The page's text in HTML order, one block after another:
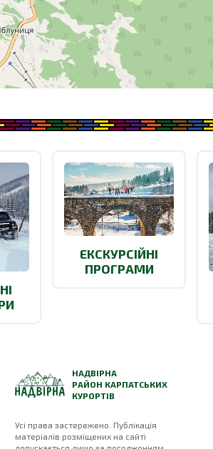
ЕКСКУРСІЙНІ
ПРОГРАМИ
НАДВІРНА
РАЙОН КАРПАТСЬКИХ
КУРОРТІВ
Усі права застережено. Публікація
матеріалів розміщених на сайті